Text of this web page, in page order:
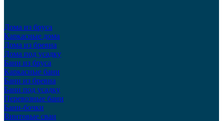
Дома из бруса
Каркасные дома
Дома из бревна
Дома под усадку
Бани из бруса
Каркасные бани
Бани из бревна
Бани под усадку
Перевозные бани
Бани-бочки
Винтовые сваи